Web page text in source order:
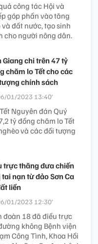
công tác Hội và
góp phần vào tăng
đất nước, tạo sinh
cho người nông dân.
Giang chi trên 47 tỷ
chăm lo Tết cho các
chính sách
01/2023 13:40’
Nguyên đán Quý
tỷ đồng chăm lo Tết
và các đối tượng
trực thăng đưa chiến
tai nạn từ đảo Sơn Ca
liền
01/2023 12:30’
đoàn 18 đã điều trực
không Bệnh viện
Công Tình, Khoa Hồi